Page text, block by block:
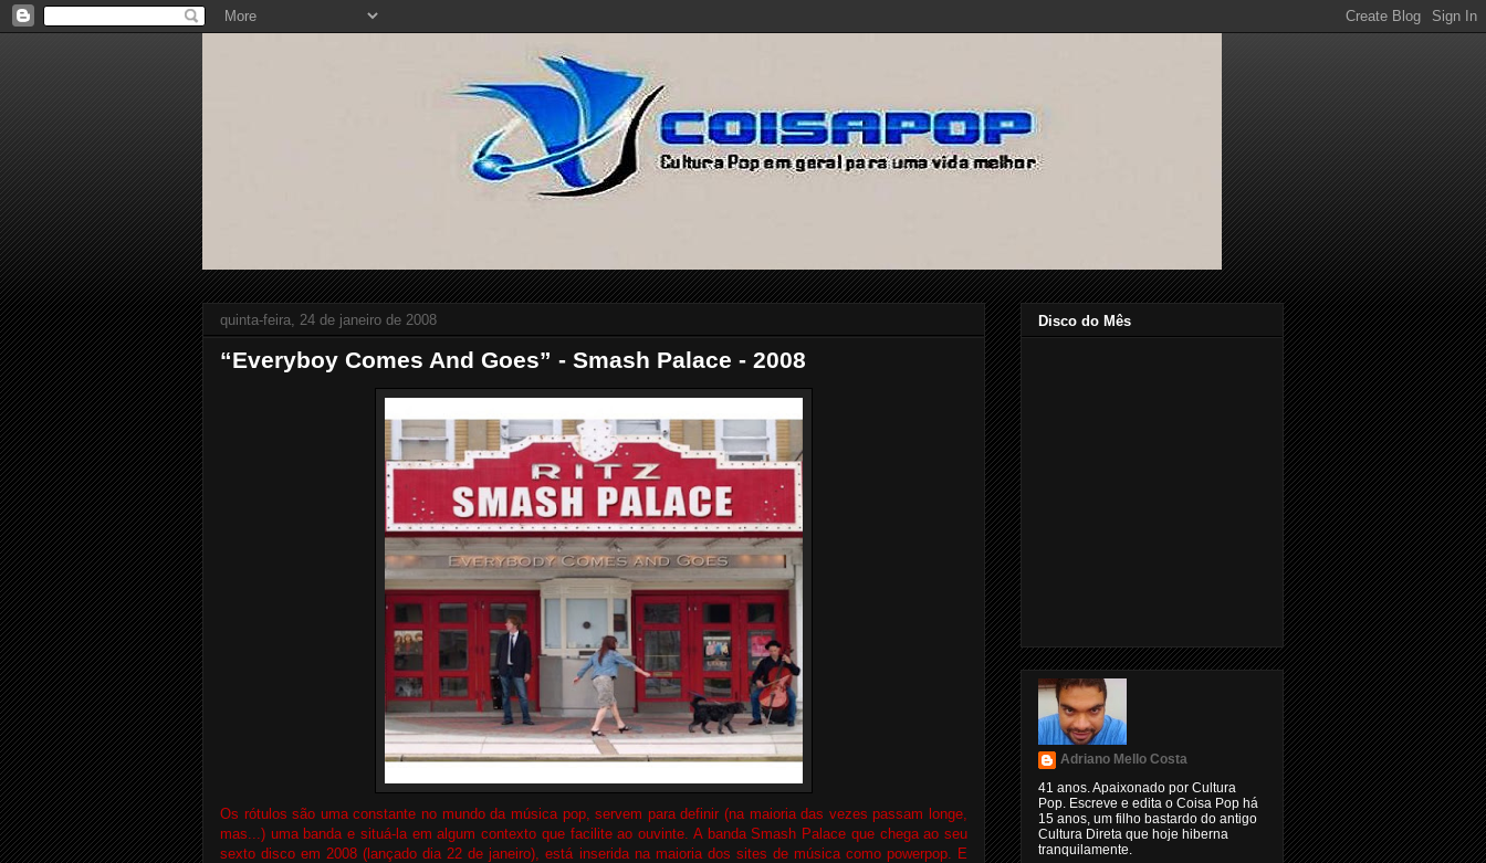
quinta-feira, 24 de janeiro de 2008
“Everyboy Comes And Goes” - Smash Palace - 2008
Os rótulos são uma constante no mundo da música pop, servem para definir (na maioria das vezes passam longe,
mas...) uma banda e situá-la em algum contexto que facilite ao ouvinte. A banda Smash Palace que chega ao seu
sexto disco em 2008 (lançado dia 22 de janeiro), está inserida na maioria dos sites de música como powerpop. E
Disco do Mês
Adriano Mello Costa
41 anos. Apaixonado por Cultura
Pop. Escreve e edita o Coisa Pop há
15 anos, um filho bastardo do antigo
Cultura Direta que hoje hiberna
tranquilamente.